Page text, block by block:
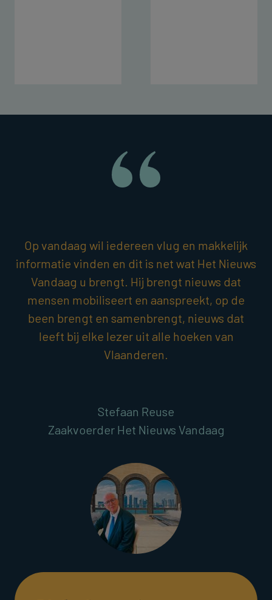
Op vandaag wil iedereen vlug en makkelijk
informatie vinden en dit is net wat Het Nieuws
Vandaag u brengt. Hij brengt nieuws dat
mensen mobiliseert en aanspreekt, op de
been brengt en samenbrengt, nieuws dat
leeft bij elke lezer uit alle hoeken van
Vlaanderen.
Stefaan Reuse
Zaakvoerder Het Nieuws Vandaag